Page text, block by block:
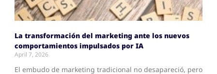
La transformación del marketing ante los nuevos
comportamientos impulsados por IA
April 7, 2026
El embudo de marketing tradicional no desapareció, pero